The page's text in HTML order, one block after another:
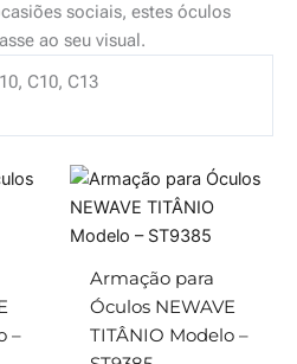
sociais, estes óculos
ao seu visual.
C10, C13
–
Armação para
Óculos NEWAVE
TITÂNIO Modelo –